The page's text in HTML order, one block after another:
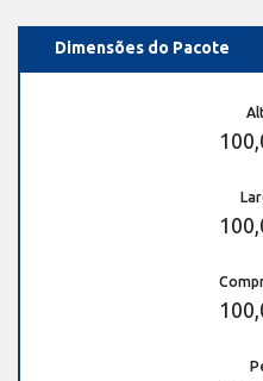
Dimensões do Pacote